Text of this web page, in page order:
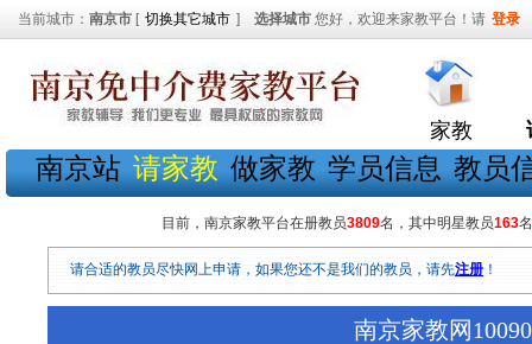
当前城市： 南京市 [ 切换其它城市 ] 选择城市 您好，欢迎来家教平台！请 登录
家教
南京站 请家教 做家教 学员信息 教员
目前，南京家教平台在册教员3809名，其中明星教员163
请合适的教员尽快网上申请，如果您还不是我们的教员，请先注册 ！
南京家教网